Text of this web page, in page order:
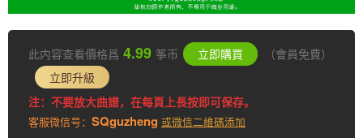
此内容查看價格爲 4.99 筝币 立即購買
（會員免費）
立即升級
注：不要放大曲譜，在每頁上長按即可保存。
客服微信号： SQguzheng 或微信二維碼添加